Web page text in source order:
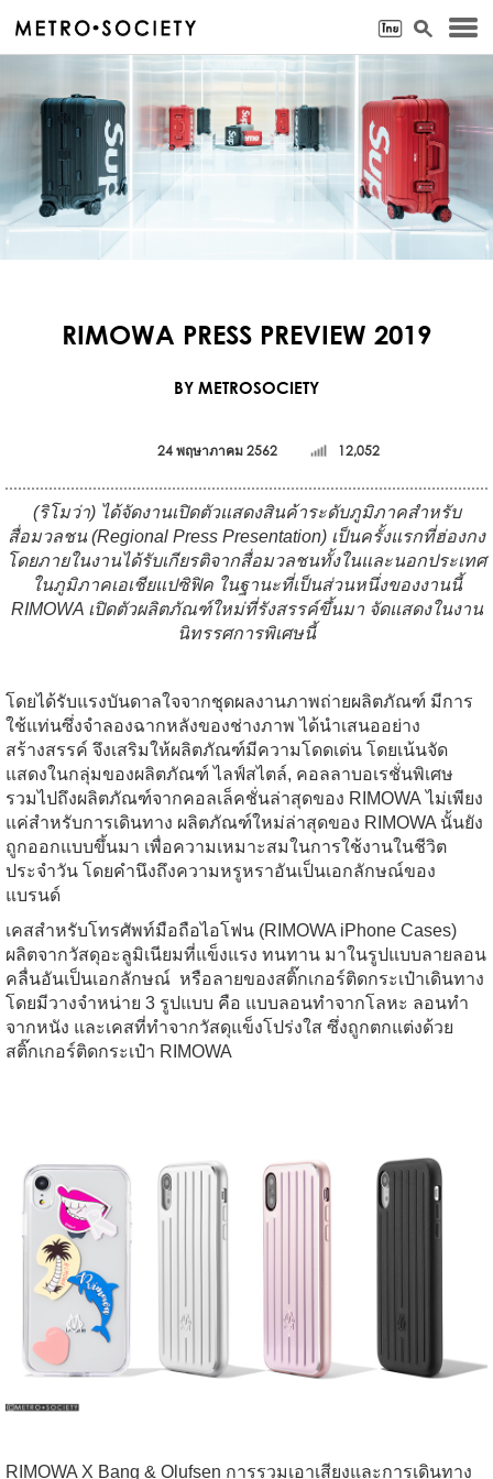
RIMOWA PRESS PREVIEW 2019
BY METROSOCIETY
24 พฤษาภาคม 2562 12,052
(ริโมว่า) ได้จัดงานเปิดตัวแสดงสินค้าระดับภูมิภาคสำหรับ
สื่อมวลชน (Regional Press Presentation) เป็นครั้งแรกที่ฮ่องกง
โดยภายในงานได้รับเกียรติจากสื่อมวลชนทั้งในและนอกประเทศ
ในภูมิภาคเอเชียแปซิฟิค ในฐานะที่เป็นส่วนหนึ่งของงานนี้
RIMOWA เปิดตัวผลิตภัณฑ์ใหม่ที่รังสรรค์ขึ้นมา จัดแสดงในงาน
นิทรรศการพิเศษนี้
โดยได้รับแรงบันดาลใจจากชุดผลงานภาพถ่ายผลิตภัณฑ์ มีการ
ใช้แท่นซึ่งจำลองฉากหลังของช่างภาพ ได้นำเสนออย่าง
สร้างสรรค์ จึงเสริมให้ผลิตภัณฑ์มีความโดดเด่น โดยเน้นจัด
แสดงในกลุ่มของผลิตภัณฑ์ ไลฟ์สไตล์, คอลลาบอเรชั่นพิเศษ
รวมไปถึงผลิตภัณฑ์จากคอลเล็คชั่นล่าสุดของ RIMOWA ไม่เพียง
แค่สำหรับการเดินทาง ผลิตภัณฑ์ใหม่ล่าสุดของ RIMOWA นั้นยัง
ถูกออกแบบขึ้นมา เพื่อความเหมาะสมในการใช้งานในชีวิต
ประจำวัน โดยคำนึงถึงความหรูหราอันเป็นเอกลักษณ์ของ
แบรนด์
เคสสำหรับโทรศัพท์มือถือไอโฟน (RIMOWA iPhone Cases)
ผลิตจากวัสดุอะลูมิเนียมที่แข็งแรง ทนทาน มาในรูปแบบลายลอน
คลื่นอันเป็นเอกลักษณ์ หรือลายของสติ๊กเกอร์ติดกระเป๋าเดินทาง
โดยมีวางจำหน่าย 3 รูปแบบ คือ แบบลอนทำจากโลหะ ลอนทำ
จากหนัง และเคสที่ทำจากวัสดุแข็งโปร่งใส ซึ่งถูกตกแต่งด้วย
สติ๊กเกอร์ติดกระเป๋า RIMOWA
RIMOWA X Bang & Olufsen การรวมเอาเสียงและการเดินทาง